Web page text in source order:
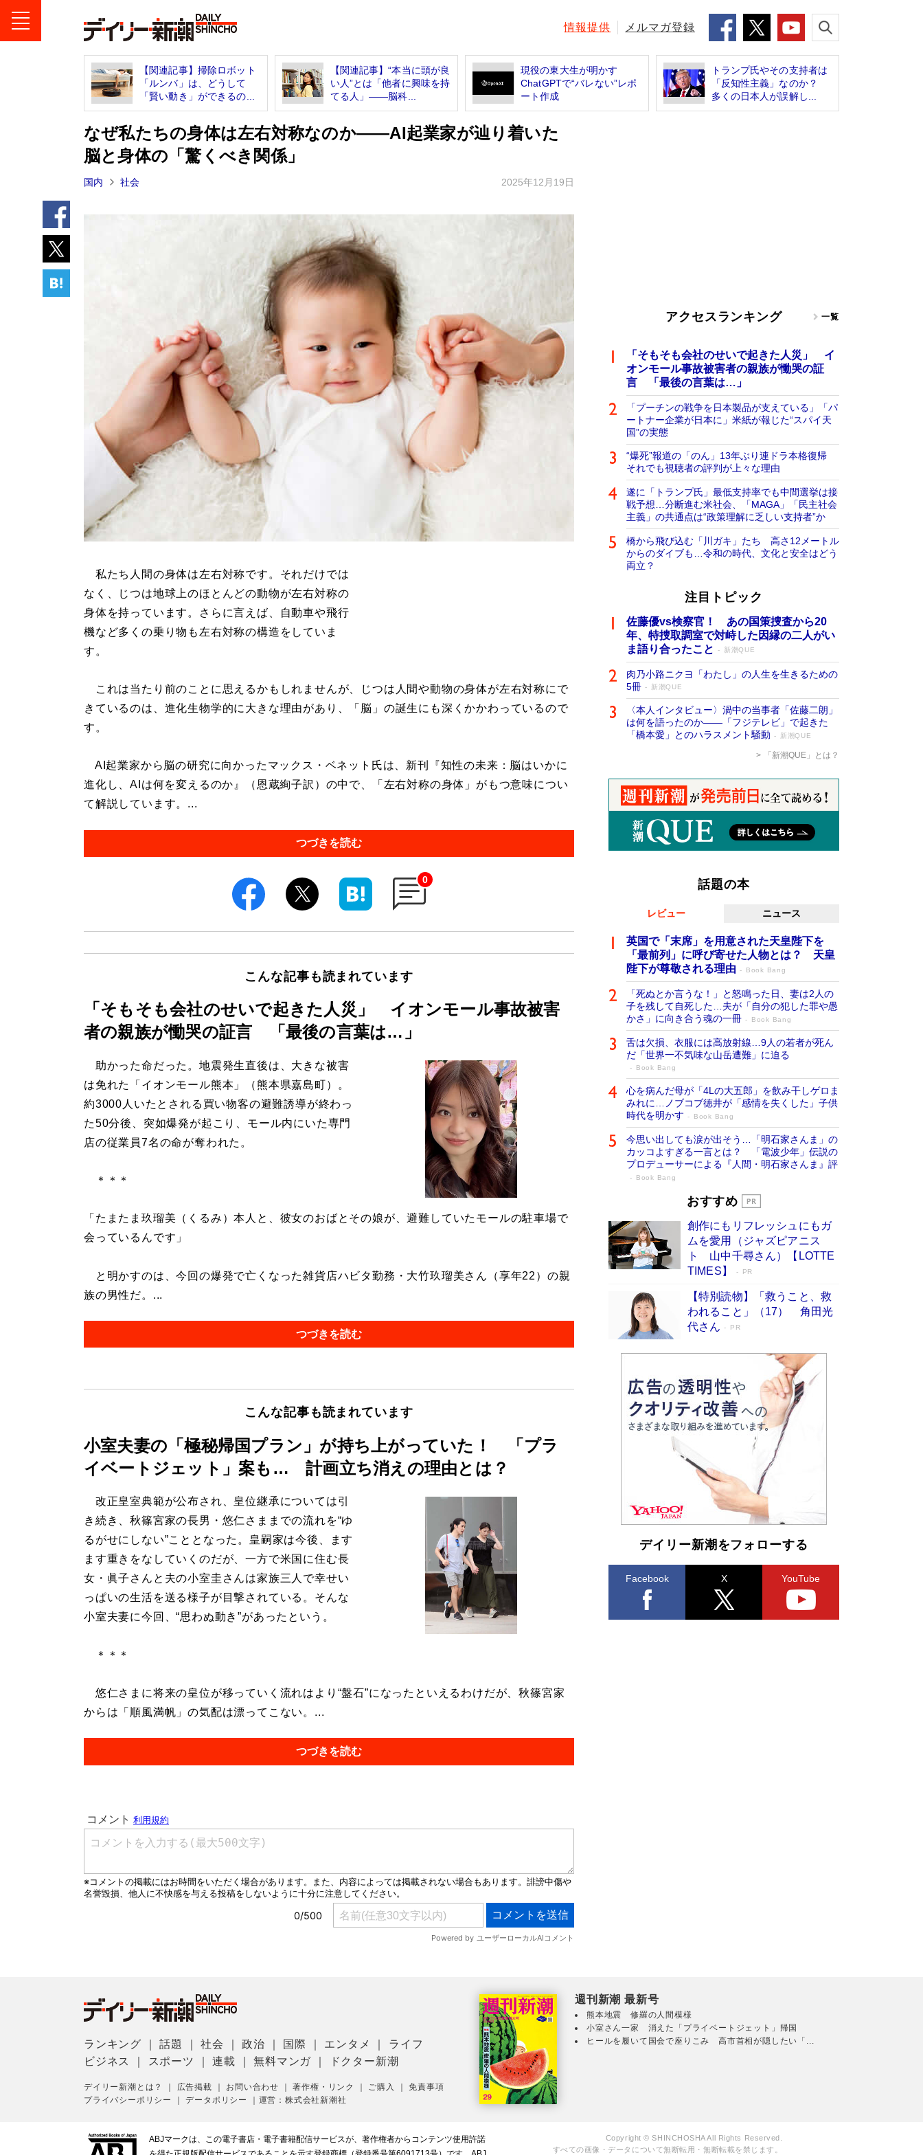
情報提供 メルマガ登録
【関連記事】掃除ロボット
「ルンバ」は、どうして
「賢い動き」ができるの...
【関連記事】“本当に頭が良
い人”とは「他者に興味を持
てる人」――脳科...
現役の東大生が明かす
ChatGPTで“バレない”レポ
ート作成
トランプ氏やその支持者は
「反知性主義」なのか？
多くの日本人が誤解し...
なぜ私たちの身体は左右対称なのか――AI起業家が辿り着いた
脳と身体の「驚くべき関係」
国内 社会 2025年12月19日
私たち人間の身体は左右対称です。それだけでは
なく、じつは地球上のほとんどの動物が左右対称の
身体を持っています。さらに言えば、自動車や飛行
機など多くの乗り物も左右対称の構造をしていま
す。
これは当たり前のことに思えるかもしれませんが、じつは人間や動物の身体が左右対称にで
きているのは、進化生物学的に大きな理由があり、「脳」の誕生にも深くかかわっているので
す。
AI起業家から脳の研究に向かったマックス・ベネット氏は、新刊『知性の未来：脳はいかに
進化し、AIは何を変えるのか』（恩蔵絢子訳）の中で、「左右対称の身体」がもつ意味につい
て解説しています。...
つづきを読む
0
こんな記事も読まれています
「そもそも会社のせいで起きた人災」 イオンモール事故被害
者の親族が慟哭の証言 「最後の言葉は…」
助かった命だった。地震発生直後は、大きな被害
は免れた「イオンモール熊本」（熊本県嘉島町）。
約3000人いたとされる買い物客の避難誘導が終わっ
た50分後、突如爆発が起こり、モール内にいた専門
店の従業員7名の命が奪われた。
＊＊＊
「たまたま玖瑠美（くるみ）本人と、彼女のおばとその娘が、避難していたモールの駐車場で
会っているんです」
と明かすのは、今回の爆発で亡くなった雑貨店ハビタ勤務・大竹玖瑠美さん（享年22）の親
族の男性だ。...
つづきを読む
こんな記事も読まれています
小室夫妻の「極秘帰国プラン」が持ち上がっていた！ 「プラ
イベートジェット」案も… 計画立ち消えの理由とは？
改正皇室典範が公布され、皇位継承については引
き続き、秋篠宮家の長男・悠仁さままでの流れを“ゆ
るがせにしない”こととなった。皇嗣家は今後、ます
ます重きをなしていくのだが、一方で米国に住む長
女・眞子さんと夫の小室圭さんは家族三人で幸せい
っぱいの生活を送る様子が目撃されている。そんな
小室夫妻に今回、“思わぬ動き”があったという。
＊＊＊
悠仁さまに将来の皇位が移っていく流れはより“盤石”になったといえるわけだが、秋篠宮家
からは「順風満帆」の気配は漂ってこない。...
つづきを読む
アクセスランキング 一覧
「そもそも会社のせいで起きた人災」 イ
オンモール事故被害者の親族が慟哭の証
言 「最後の言葉は…」
「プーチンの戦争を日本製品が支えている」「パ
ートナー企業が日本に」米紙が報じた“スパイ天
国”の実態
“爆死”報道の「のん」13年ぶり連ドラ本格復帰
それでも視聴者の評判が上々な理由
遂に「トランプ氏」最低支持率でも中間選挙は接
戦予想…分断進む米社会、「MAGA」「民主社会
主義」の共通点は“政策理解に乏しい支持者”か
橋から飛び込む「川ガキ」たち 高さ12メートル
からのダイブも…令和の時代、文化と安全はどう
両立？
注目トピック
佐藤優vs検察官！ あの国策捜査から20
年、特捜取調室で対峙した因縁の二人がい
ま語り合ったこと
新潮QUE
肉乃小路ニクヨ「わたし」の人生を生きるための
5冊
新潮QUE
〈本人インタビュー〉渦中の当事者「佐藤二朗」
は何を語ったのか――「フジテレビ」で起きた
「橋本愛」とのハラスメント騒動
新潮QUE
「新潮QUE」とは？
話題の本
レビュー ニュース
英国で「末席」を用意された天皇陛下を
「最前列」に呼び寄せた人物とは？ 天皇
陛下が尊敬される理由
Book Bang
「死ぬとか言うな！」と怒鳴った日、妻は2人の
子を残して自死した…夫が「自分の犯した罪や愚
かさ」に向き合う魂の一冊
Book Bang
舌は欠損、衣服には高放射線…9人の若者が死ん
だ「世界一不気味な山岳遭難」に迫る
Book Bang
心を病んだ母が「4Lの大五郎」を飲み干しゲロま
みれに…ノブコブ徳井が「感情を失くした」子供
時代を明かす
Book Bang
今思い出しても涙が出そう…「明石家さんま」の
カッコよすぎる一言とは？ 「電波少年」伝説の
プロデューサーによる『人間・明石家さんま』評
Book Bang
「叱って伸びるやつは、褒めたらもっと伸
た“人を育てるコツ”…芸への考え方を明か
す
Book Bang
「『火垂るの墓』は、大嘘である」原作者が抱き
続けた“自責の念”とは…「自己憐憫は描きたくな
い」監督が徹底的にこだわったこと（後編） #
戦争の記憶
Book Bang
美輪明宏 晩年の回答を集めた『ほほえんで生き
るための人生相談』がランクイン［エンターテイ
メントベストセラー］
Book Bang
「宇宙兄弟」最終46巻がベストセラー1位 宇宙
開発への関心を押し上げた18年の物語に幕 特装
版には「宇宙で描かれたマンガ」も収録
Book Bang
「不意に涙が出そうに…」高嶋政伸が明かし
た“13歳の娘を暴行する役”への葛藤 インティマ
シーコーディネーターに支えられたNHK『大奥』
Book Bang
おすすめ
創作にもリフレッシュにもガ
ムを愛用（ジャズピアニス
ト 山中千尋さん）【LOTTE
TIMES】
PR
【特別読物】「救うこと、救
われること」（17） 角田光
代さん
PR
デイリー新潮をフォローする
Facebook X YouTube
ランキング ｜話題 ｜社会 ｜政治 国際 エンタメ
ライフ
ビジネス
スポーツ ｜連載 ｜無料マンガ ドクター新潮
デイリー新潮とは？ 広告掲載 お問い合わせ ｜著作権・リンク ご購入 ｜免責事項
プライバシーポリシー
｜データポリシー 運営：株式会社新潮社
週刊新潮 最新号
熊本地震 修羅の人間模様
小室さん一家 消えた「プライベートジェット」帰国
ヒールを履いて国会で座りこみ 高市首相が隠したい「...
ABJマークは、この電子書店・電子書籍配信サービスが、著作権者からコンテンツ使用許諾
Copyright © SHINCHOSHA All Rights Reserved.
すべての画像・データについて無断転用・無断転載を禁じます。